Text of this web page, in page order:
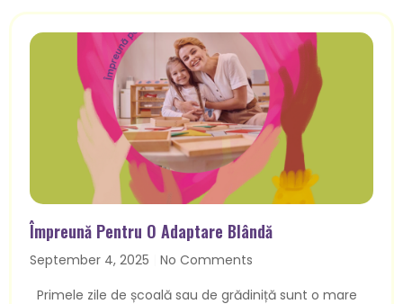
Împreună Pentru O Adaptare Blândă
September 4, 2025
No Comments
Primele zile de școală sau de grădiniță sunt o mare